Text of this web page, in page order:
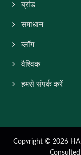
ब्रांड
समाधान
ब्लॉग
वैश्विक
हमसे संपर्क करें
Copyright © 2026